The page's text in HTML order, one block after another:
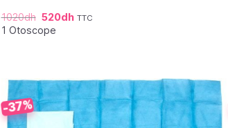
1020dh 520dh TTC
1 Otoscope
-37%